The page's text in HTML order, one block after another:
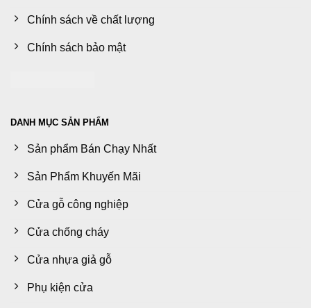
Chính sách về chất lượng
Chính sách bảo mật
DANH MỤC SẢN PHẨM
Sản phẩm Bán Chạy Nhất
Sản Phẩm Khuyến Mãi
Cửa gỗ công nghiệp
Cửa chống cháy
Cửa nhựa giả gỗ
Phụ kiện cửa